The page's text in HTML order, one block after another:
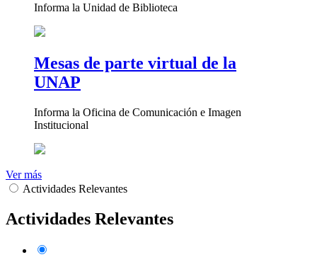
Informa la Unidad de Biblioteca
Mesas de parte virtual de la
UNAP
Informa la Oficina de Comunicación e Imagen
Institucional
Ver más
Actividades Relevantes
Actividades Relevantes